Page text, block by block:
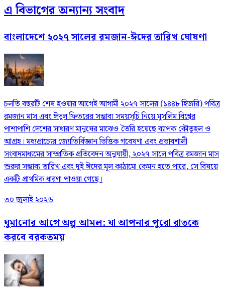
এ বিভাগের অন্যান্য সংবাদ
বাংলাদেশে ২০২৭ সালের রমজান-ঈদের তারিখ ঘোষণা
চলতি বছরটি শেষ হওয়ার আগেই আগামী ২০২৭ সালের (১৪৪৮ হিজরি) পবিত্র
রমজান মাস এবং ঈদুল ফিতরের সম্ভাব্য সময়সূচি নিয়ে মুসলিম বিশ্বের
পাশাপাশি দেশের সাধারণ মানুষের মাঝেও তৈরি হয়েছে ব্যাপক কৌতূহল ও
আগ্রহ। মধ্যপ্রাচ্যের জ্যোতির্বিজ্ঞান ভিত্তিক গবেষণা এবং প্রভাবশালী
সংবাদমাধ্যমের সাম্প্রতিক প্রতিবেদন অনুযায়ী, ২০২৭ সালে পবিত্র রমজান মাস
শুরুর সম্ভাব্য তারিখ এবং দুই ঈদের মূল কাঠামো কেমন হতে পারে, সে বিষয়ে
একটি প্রাথমিক ধারণা পাওয়া গেছে।
৩০ জুলাই ২০২৬
ঘুমানোর আগে অল্প আমল: যা আপনার পুরো রাতকে
করবে বরকতময়